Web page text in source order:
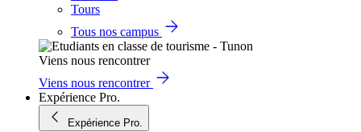
Tours
Tous nos campus
Viens nous rencontrer
Viens nous rencontrer
Expérience Pro.
Expérience Pro.